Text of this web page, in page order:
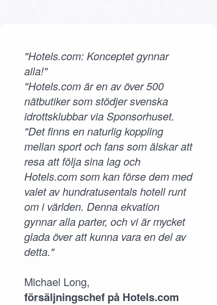
"Hotels.com: Konceptet gynnar
alla!"
"Hotels.com är en av över 500
nätbutiker som stödjer svenska
idrottsklubbar via Sponsorhuset.
"Det finns en naturlig koppling
mellan sport och fans som älskar att
resa att följa sina lag och
Hotels.com som kan förse dem med
valet av hundratusentals hotell runt
om i världen. Denna ekvation
gynnar alla parter, och vi är mycket
glada över att kunna vara en del av
detta."
Michael Long,
försäljningschef på Hotels.com